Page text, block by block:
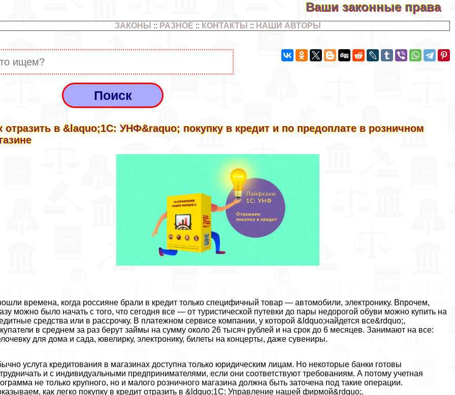
Ваши законные права
ЗАКОНЫ :: РАЗНОЕ :: КОНТАКТЫ :: НАШИ АВТОРЫ
отразить в &laquo;1С: УНФ&raquo; покупку в кредит и по предоплате в розничном
времена, когда россияне брали в кредит только специфичный товар — автомобили, электронику. Впрочем,
можно было начать с того, что сегодня все — от туристической путевки до пары недорогой обуви можно купить на
средства или в рассрочку. В платежном сервисе компании, у которой &ldquo;найдется все&rdquo;,
в среднем за раз берут займы на сумму около 26 тысяч рублей и на срок до 6 месяцев. Занимают на все:
для дома и сада, ювелирку, электронику, билеты на концерты, даже сувениры.
услуга кредитования в магазинах доступна только юридическим лицам. Но некоторые банки готовы
и с индивидуальными предпринимателями, если они соответствуют требованиям. А потому учетная
не только крупного, но и малого розничного магазина должна быть заточена под такие операции.
как легко покупку в кредит отразить в &ldquo;1С: Управление нашей фирмой&rdquo;.